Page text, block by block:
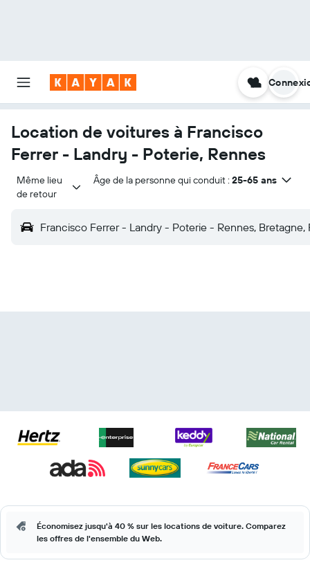
Location de voitures à Francisco
Ferrer - Landry - Poterie, Rennes
Même lieu
de retour
Âge de la personne qui conduit : 25-65 ans
Francisco Ferrer - Landry - Poterie - Rennes, Bretagne,
Économisez jusqu'à 40 % sur les locations de voiture. Comparez
les offres de l'ensemble du Web.